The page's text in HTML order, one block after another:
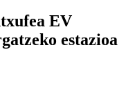
EV
estazioa